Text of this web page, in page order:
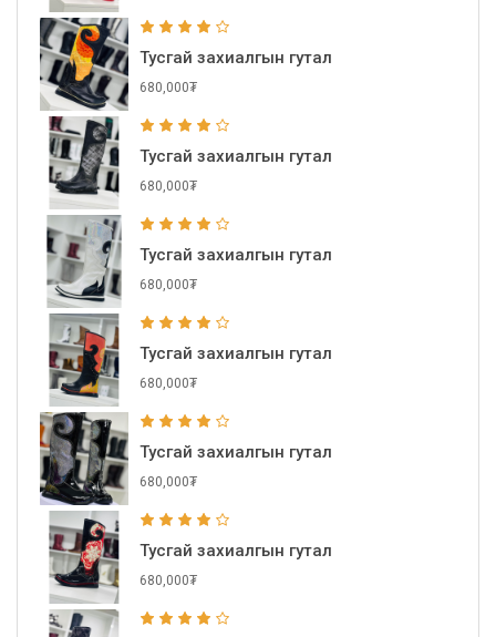
Тусгай захиалгын гутал
680,000₮
Тусгай захиалгын гутал
680,000₮
Тусгай захиалгын гутал
680,000₮
Тусгай захиалгын гутал
680,000₮
Тусгай захиалгын гутал
680,000₮
Тусгай захиалгын гутал
680,000₮